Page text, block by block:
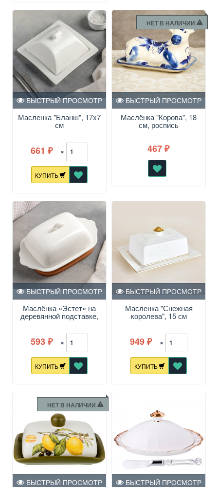
Масленка "Бланш", 17x7
см
БЫСТРЫЙ ПРОСМОТР
661 ₽ ×
КУПИТЬ
НЕТ В НАЛИЧИИ
Маслёнка "Корова", 18
см, роспись
БЫСТРЫЙ ПРОСМОТР
467 ₽
Маслёнка «Эстет» на
деревянной подставке,
19,5×11×8 см
БЫСТРЫЙ ПРОСМОТР
593 ₽ ×
КУПИТЬ
Масленка "Снежная
королева", 15 см
БЫСТРЫЙ ПРОСМОТР
949 ₽ ×
КУПИТЬ
НЕТ В НАЛИЧИИ
БЫСТРЫЙ ПРОСМОТР БЫСТРЫЙ ПРОСМОТР